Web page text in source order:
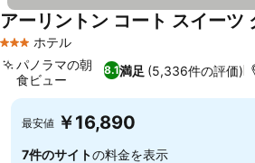
3 ホテルのランク
ホテル
アーリントン コート スイーツ
8.1満足 (5,336件の評価)
パノラマの朝
食ビュー
最安値 ￥16,890
7件のサイトの料金を表示